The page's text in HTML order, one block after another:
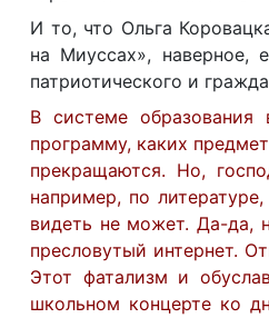
И то, что Ольга
на Миуссах»,
патриотического и
В системе образования
программу, каких
прекращаются. Но,
например, по
видеть не может. Да-да,
пресловутый интернет.
Этот фатализм и
школьном концерте ко